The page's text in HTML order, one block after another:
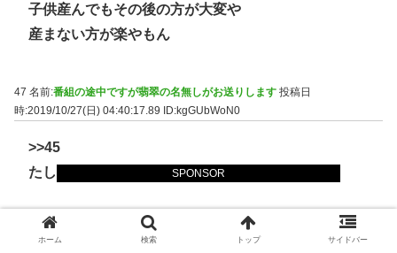
SPONSOR
子供産んでもその後の方が大変や
産まない方が楽やもん
47 名前:番組の途中ですが翡翠の名無しがお送りします 投稿日
時:2019/10/27(日) 04:40:17.89
ID:kgGUbWoN0
>>45
たしかに
48 名前:番組の途中ですが翡翠の名無しがお送りします
ホーム 検索 トップ サイドバー